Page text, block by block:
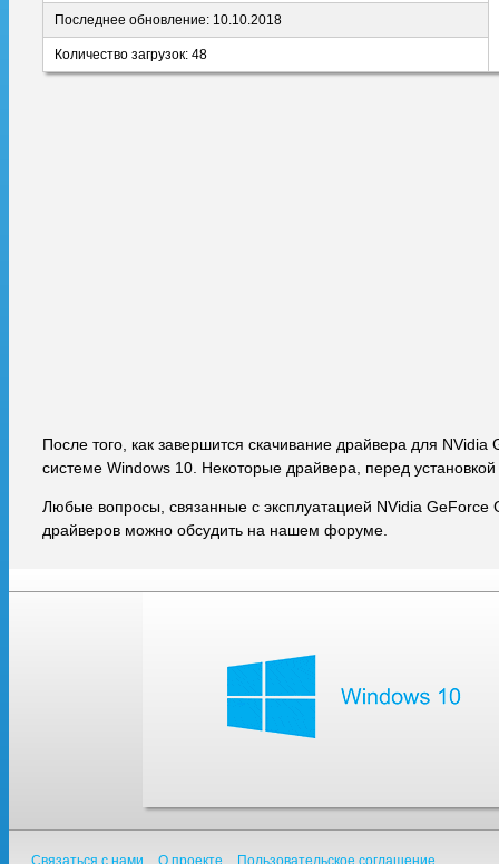
Последнее обновление: 10.10.2018
Количество загрузок: 48
После того, как завершится скачивание драйвера для
системе Windows 10. Некоторые драйвера, перед
Любые вопросы, связанные с эксплуатацией NVidia GeForce
драйверов можно обсудить на нашем форуме.
Связаться с нами О проекте Пользовательское соглашение